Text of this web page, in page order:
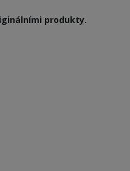
produkty.